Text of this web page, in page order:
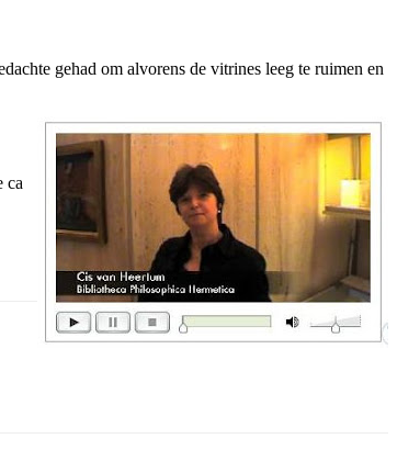
gehad om alvorens de vitrines leeg te ruimen en
ca